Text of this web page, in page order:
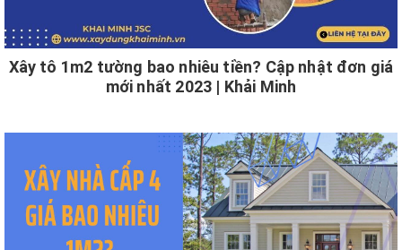
Xây tô 1m2 tường bao nhiêu tiền? Cập nhật đơn giá
mới nhất 2023 | Khải Minh